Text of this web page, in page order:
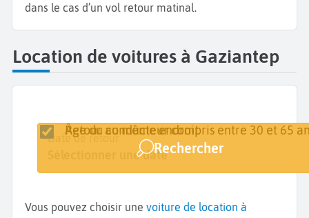
dans le cas d’un vol retour matinal.
Location de voitures à Gaziantep
Lieu de retrait
Date de retrait
Sélectionner une date
Date de retour
Sélectionner une date
Retour au même endroit
Âge du conducteur compris entre 30 et 65
Rechercher
Vous pouvez choisir une voiture de location à